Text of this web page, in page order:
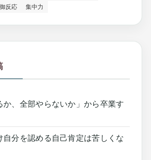
反応 集中力
か、全部やらないか」から卒業す
自分を認める自己肯定は苦しくな